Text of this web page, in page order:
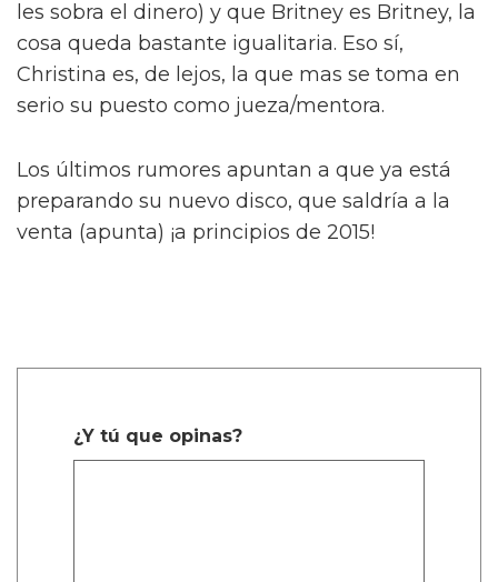
les sobra el dinero) y que Britney es Britney, la
cosa queda bastante igualitaria. Eso sí,
Christina es, de lejos, la que mas se toma en
serio su puesto como jueza/mentora.
Los últimos rumores apuntan a que ya está
preparando su nuevo disco, que saldría a la
venta (apunta) ¡a principios de 2015!
¿Y tú que opinas?